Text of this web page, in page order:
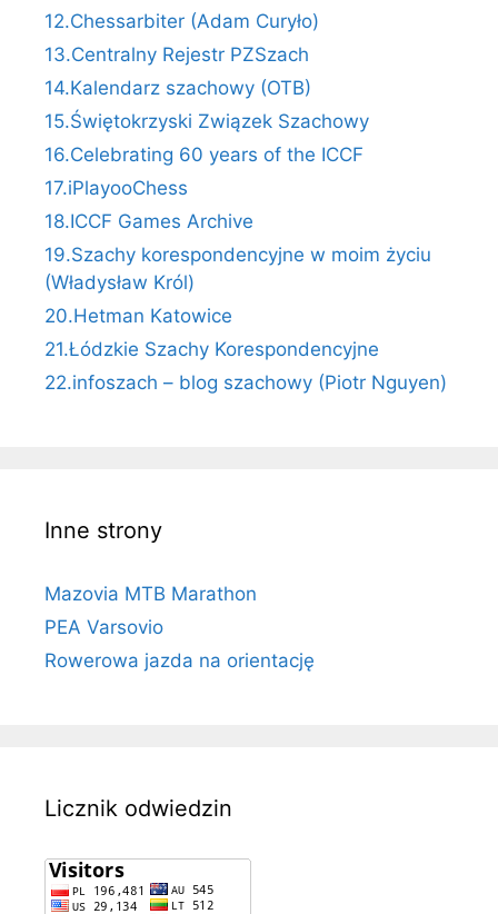
12.Chessarbiter (Adam Curyło)
13.Centralny Rejestr PZSzach
14.Kalendarz szachowy (OTB)
15.Świętokrzyski Związek Szachowy
16.Celebrating 60 years of the ICCF
17.iPlayooChess
18.ICCF Games Archive
19.Szachy korespondencyjne w moim życiu
(Władysław Król)
20.Hetman Katowice
21.Łódzkie Szachy Korespondencyjne
22.infoszach – blog szachowy (Piotr Nguyen)
Inne strony
Mazovia MTB Marathon
PEA Varsovio
Rowerowa jazda na orientację
Licznik odwiedzin